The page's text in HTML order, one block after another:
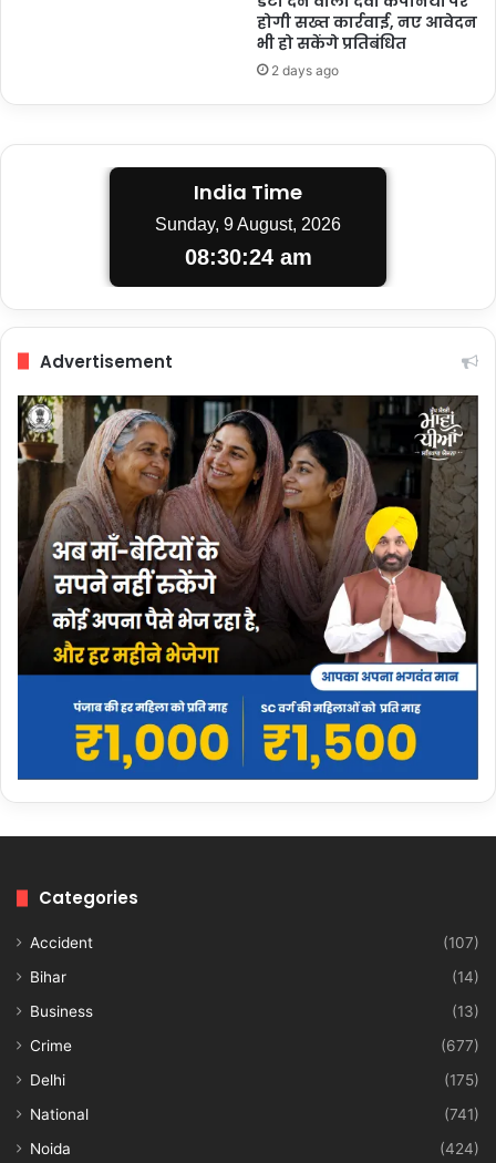
होगी सख्त कार्रवाई, नए आवेदन
भी हो सकेंगे प्रतिबंधित
2 days ago
India Time
Sunday, 9 August, 2026
08:30:25 am
Advertisement
Categories
Accident
(107)
Bihar
(14)
Business
(13)
Crime
(677)
Delhi
(175)
National
(741)
Noida
(424)